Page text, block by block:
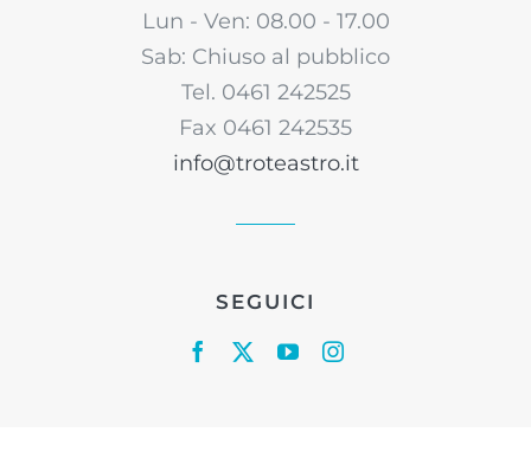
Lun - Ven: 08.00 - 17.00
Sab: Chiuso al pubblico
Tel. 0461 242525
Fax 0461 242535
info@troteastro.it
SEGUICI